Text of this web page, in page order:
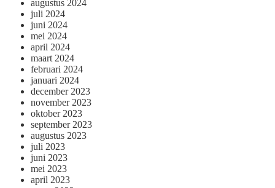
augustus 2024
juli 2024
juni 2024
mei 2024
april 2024
maart 2024
februari 2024
januari 2024
december 2023
november 2023
oktober 2023
september 2023
augustus 2023
juli 2023
juni 2023
mei 2023
april 2023